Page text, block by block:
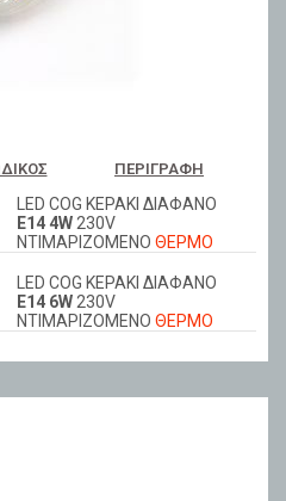
ΠΕΡΙΓΡΑΦΉ
LED COG ΚΕΡΑΚΙ ΔΙΑΦΑΝΟ
Ε14 4W230V
ΝΤΙΜΑΡIZOMENO ΘΕΡΜΟ
LED COG ΚΕΡΑΚΙ ΔΙΑΦΑΝΟ
Ε14 6W230V
ΝΤΙΜΑΡIZOMENO ΘΕΡΜΟ